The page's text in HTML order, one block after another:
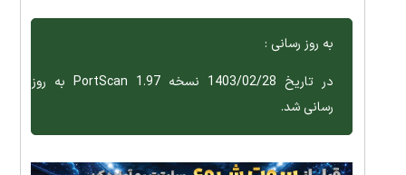
به روز رسانی :
در تاریخ 1403/02/28 نسخه PortScan 1.97 به روز
رسانی شد.